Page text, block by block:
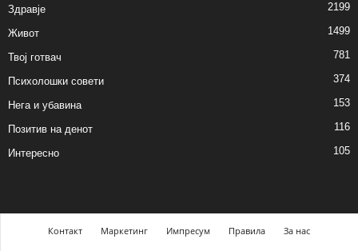
Здравје 2199
Живот 1499
Твој готвач 781
Психолошки совети 374
Нега и убавина 153
Позитив на денот 116
Интересно 105
Контакт Маркетинг Импресум Правила
За нас